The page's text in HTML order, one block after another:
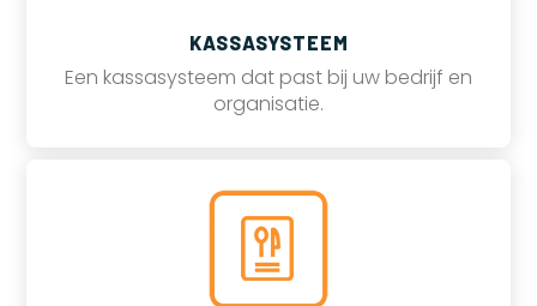
KASSASYSTEEM
Een kassasysteem dat past bij uw bedrijf en
organisatie.